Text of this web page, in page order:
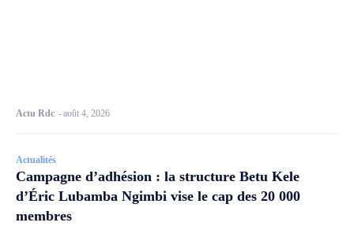
Actu Rdc -août 4, 2026
Actualités
Campagne d’adhésion : la structure Betu Kele
d’Éric Lubamba Ngimbi vise le cap des 20 000
membres